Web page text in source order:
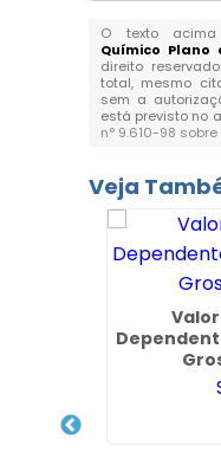
O texto
Químico Plano
direito
total, mesmo
sem a
está previsto no
n° 9.610-98
Veja